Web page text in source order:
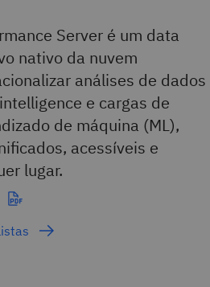
Server é um data
nativo da nuvem
análises de dados
e cargas de
de máquina (ML),
acessíveis e
lugar.